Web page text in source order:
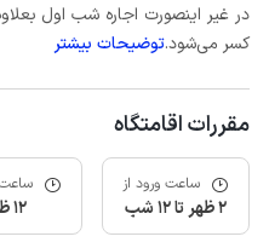
کسر می‌شود.توضیحات بیشتر
مقررات اقامتگاه
ساعت ورود از
2 ظهر تا 12 شب 12 ظهر